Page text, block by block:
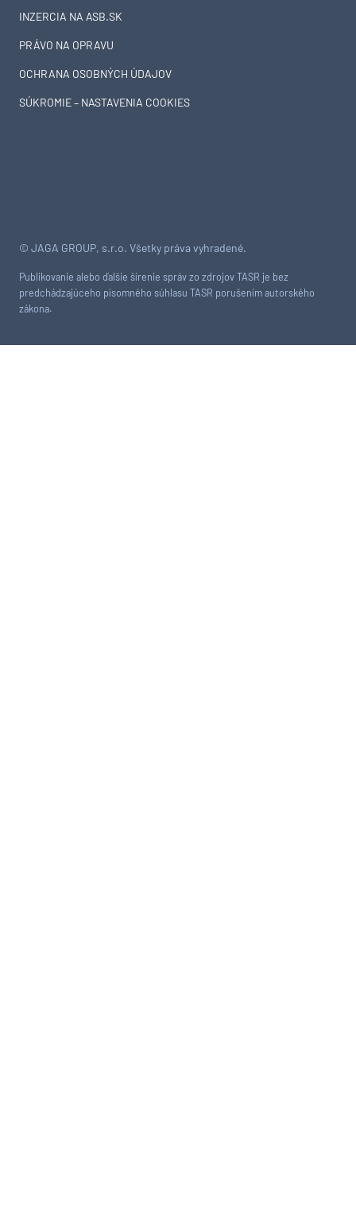
© JAGA GROUP, s.r.o. Všetky práva vyhradené.
Publikovanie alebo ďalšie šírenie správ zo zdrojov TASR je bez
predchádzajúceho písomného súhlasu TASR porušením autorského
zákona.
INZERCIA NA ASB.SK
PRÁVO NA OPRAVU
OCHRANA OSOBNÝCH ÚDAJOV
SÚKROMIE – NASTAVENIA COOKIES